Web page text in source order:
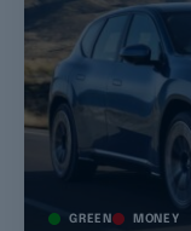
GREEN MONEY